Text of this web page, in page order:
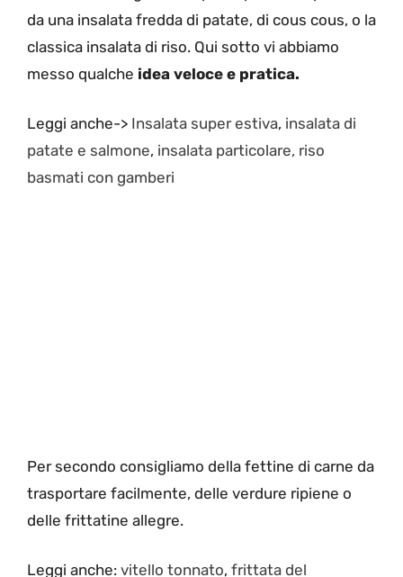
da una insalata fredda di patate, di cous cous, o la
classica insalata di riso. Qui sotto vi abbiamo
messo qualche idea veloce e pratica.
Leggi anche-> Insalata super estiva, insalata di
patate e salmone, insalata particolare, riso
basmati con gamberi
Per secondo consigliamo della fettine di carne da
trasportare facilmente, delle verdure ripiene o
delle frittatine allegre.
Leggi anche: vitello tonnato, frittata del